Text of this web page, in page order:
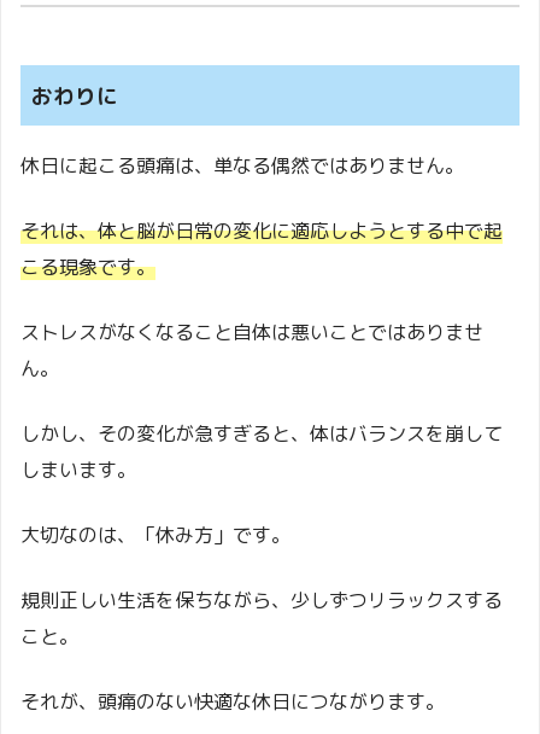
おわりに
休日に起こる頭痛は、単なる偶然ではありません。
それは、体と脳が日常の変化に適応しようとする中で起
こる現象です。
ストレスがなくなること自体は悪いことではありませ
ん。
しかし、その変化が急すぎると、体はバランスを崩して
しまいます。
大切なのは、「休み方」です。
規則正しい生活を保ちながら、少しずつリラックスする
こと。
それが、頭痛のない快適な休日につながります。